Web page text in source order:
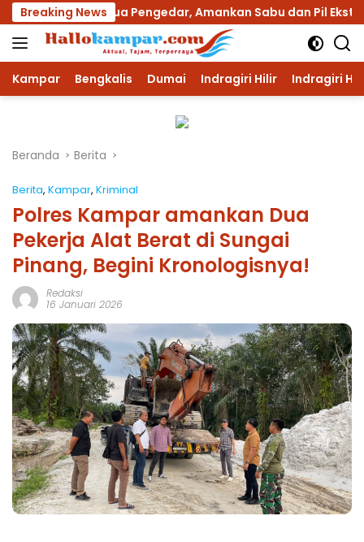
Langsung
ke
konten
Breaking News
Dua Pengedar, Amankan Sabu dan Pil Ekstasi
Kampar Bengkalis Dumai Indragiri Hilir Indragiri
Beranda Berita
Berita, Kampar, Kriminal
Polres Kampar amankan Dua
Pekerja Alat Berat di Sungai
Pinang, Begini Kronologisnya!
Redaksi
16 Januari 2026